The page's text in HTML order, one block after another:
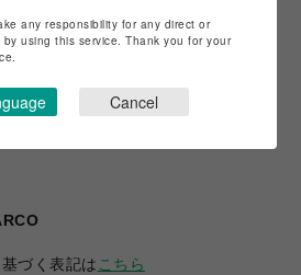
づく表記は こちら
any responsibility for any direct or
using this service. Thank you for your
Cancel